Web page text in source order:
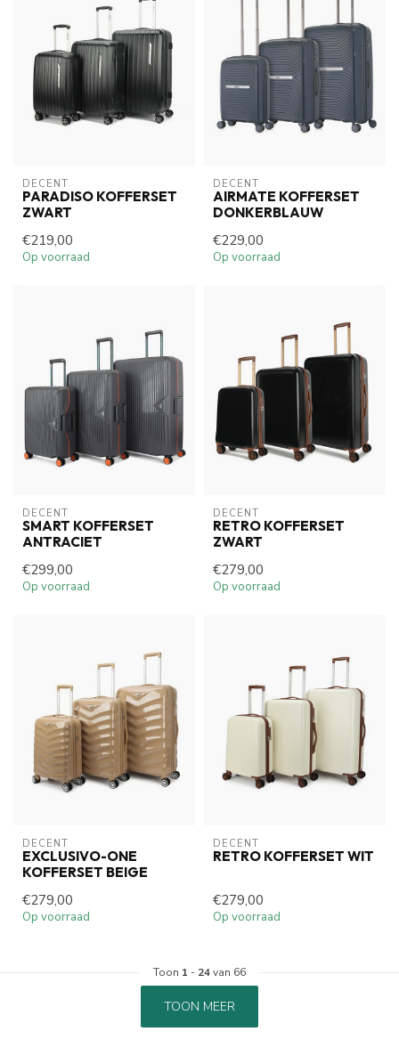
DECENT
PARADISO KOFFERSET
ZWART
€219,00
Op voorraad
DECENT
AIRMATE KOFFERSET
DONKERBLAUW
€229,00
Op voorraad
DECENT
SMART KOFFERSET
ANTRACIET
€299,00
Op voorraad
DECENT
RETRO KOFFERSET
ZWART
€279,00
Op voorraad
DECENT
EXCLUSIVO-ONE
KOFFERSET BEIGE
€279,00
Op voorraad
DECENT
RETRO KOFFERSET WIT
€279,00
Op voorraad
Toon 1 - 24van 66
TOON MEER